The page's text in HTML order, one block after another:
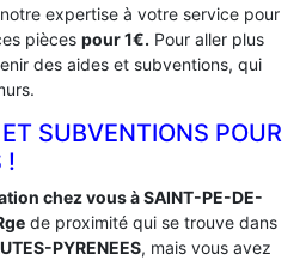
expertise à votre service pour
pièces pour 1€. Pour aller plus
des aides et subventions, qui
ET SUBVENTIONS POUR
!
chez vous à SAINT-PE-DE-
de proximité qui se trouve dans
PYRENEES, mais vous avez